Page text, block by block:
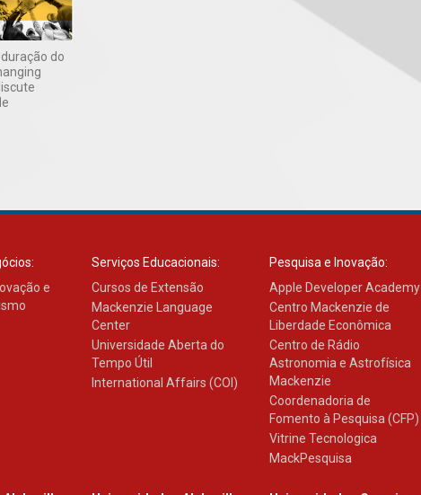
do
e
Serviços Educacionais:
Cursos de Extensão
Mackenzie Language
Center
Universidade Aberta do
Tempo Útil
International Affairs (COI)
Pesquisa e Inovação:
Apple Developer Academy
Centro Mackenzie de
Liberdade Econômica
Centro de Rádio
Astronomia e Astrofísica
Mackenzie
Coordenadoria de
Fomento à Pesquisa (CFP)
Vitrine Tecnologica
MackPesquisa